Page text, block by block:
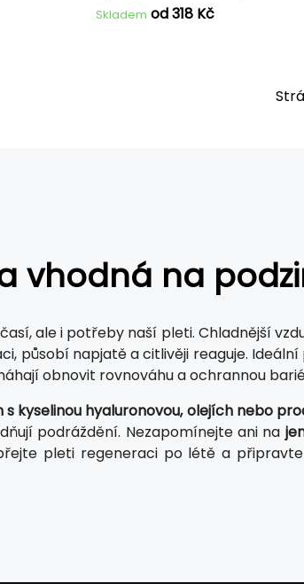
Skladem od 318 Kč
vhodná na
ale i potřeby naší pleti. Chladnější
působí napjatě a citlivěji reaguje.
obnovit rovnováhu a ochrannou
kyselinou hyaluronovou, olejích nebo
podráždění. Nezapomínejte ani na
pleti regeneraci po létě a